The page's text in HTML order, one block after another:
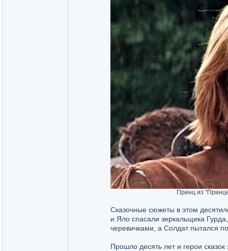
Принц из
Сказочные сюжеты в этом
и Яло спасали зеркальщика
черевичками, а Солдат пытался
Прошло десять лет и герои